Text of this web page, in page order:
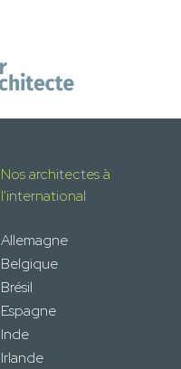
Nos architectes à
l'international
Allemagne
Belgique
Brésil
Espagne
Inde
Irlande